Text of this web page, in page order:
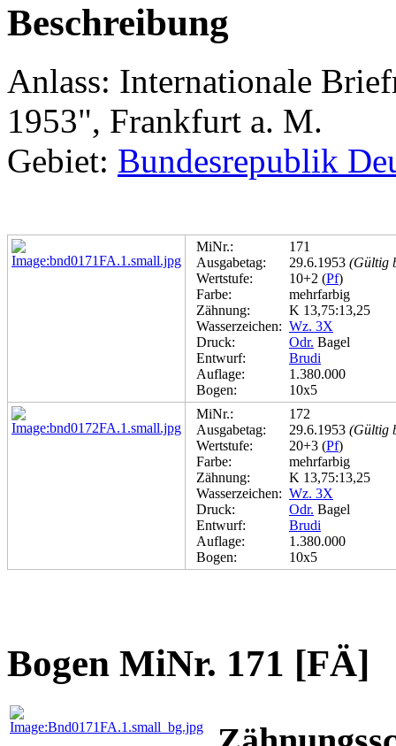
Beschreibung
Anlass: Internationale
1953", Frankfurt a. M.
Gebiet: Bundesrepublik
MiNr.:
171
Ausgabetag:
29.6.1953 (Gültig
Wertstufe:
10+2 (Pf)
Farbe:
mehrfarbig
Zähnung:
K 13,75:13,25
Wasserzeichen: Wz. 3X
Druck:
Odr. Bagel
Entwurf:
Brudi
Auflage:
1.380.000
Bogen:
10x5
MiNr.:
172
Ausgabetag:
29.6.1953 (Gültig
Wertstufe:
20+3 (Pf)
Farbe:
mehrfarbig
Zähnung:
K 13,75:13,25
Wasserzeichen: Wz. 3X
Druck:
Odr. Bagel
Entwurf:
Brudi
Auflage:
1.380.000
Bogen:
10x5
Bogen MiNr. 171 [FÄ]